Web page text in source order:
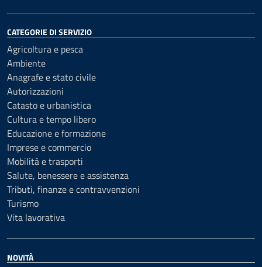
CATEGORIE DI SERVIZIO
Agricoltura e pesca
Ambiente
Anagrafe e stato civile
Autorizzazioni
Catasto e urbanistica
Cultura e tempo libero
Educazione e formazione
Imprese e commercio
Mobilità e trasporti
Salute, benessere e assistenza
Tributi, finanze e contravvenzioni
Turismo
Vita lavorativa
NOVITÀ